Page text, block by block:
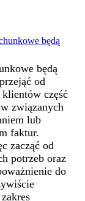
będą
będą
od
część
związanych
lub
faktur.
zacząć od
potrzeb oraz
do